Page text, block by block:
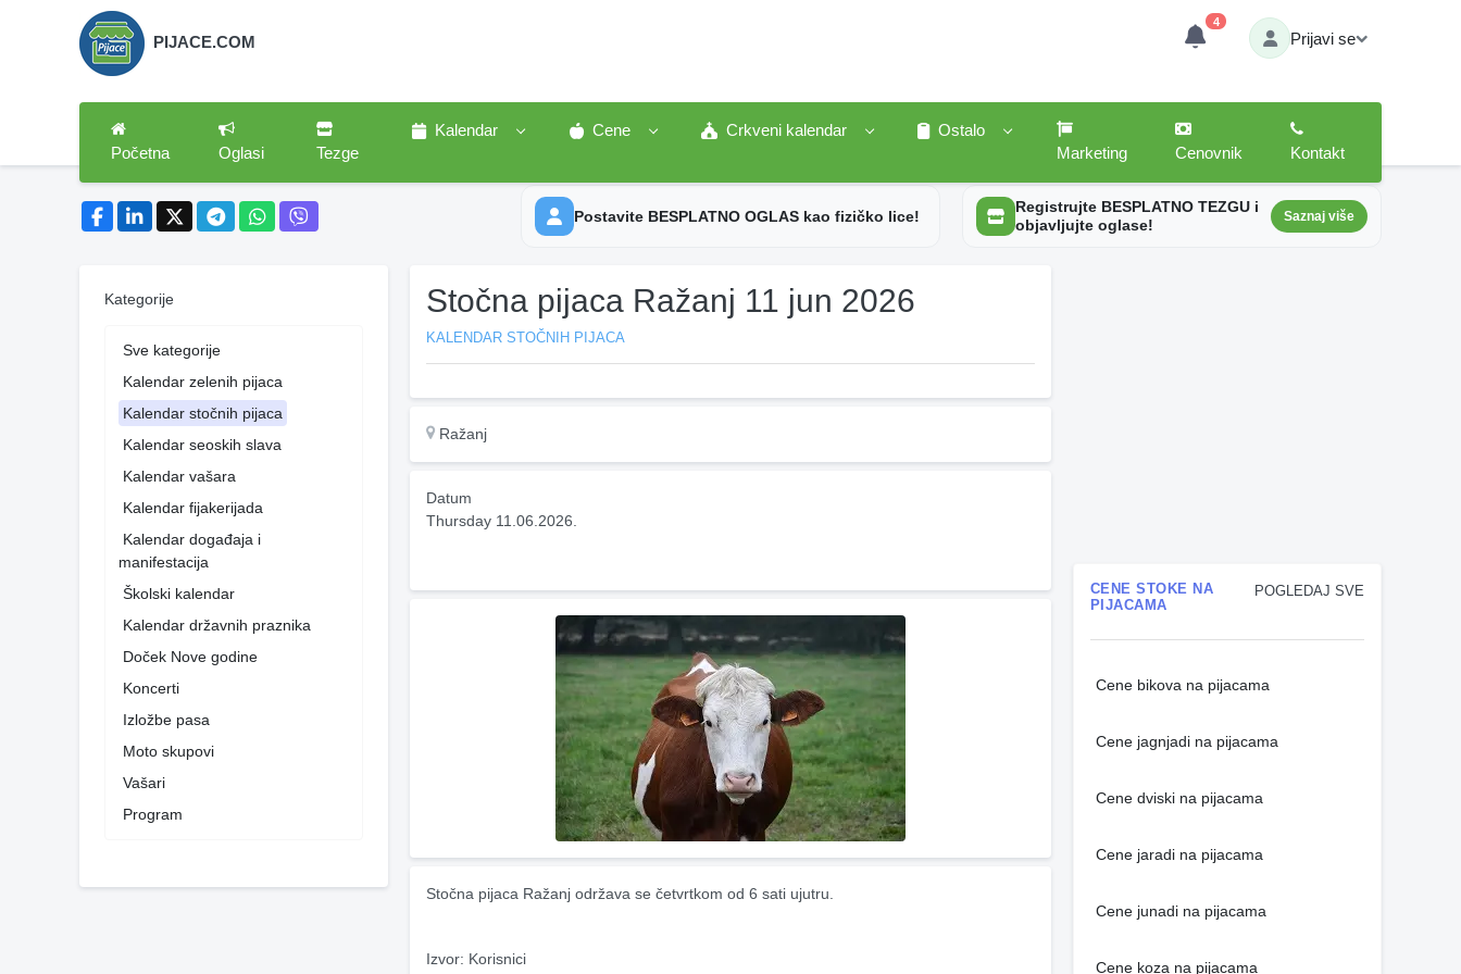
PIJACE.COM
4
Prijavi se
Početna Oglasi Tezge
Kalendar Cene Crkveni kalendar
Ostalo
Marketing
Cenovnik Kontakt
Postavite BESPLATNO OGLAS kao fizičko lice!
Registrujte BESPLATNO TEZGU i
objavljujte oglase!
Saznaj više
Kategorije
Sve kategorije
Kalendar zelenih pijaca
Kalendar stočnih pijaca
Kalendar seoskih slava
Kalendar vašara
Kalendar fijakerijada
Kalendar događaja i
manifestacija
Školski kalendar
Kalendar državnih praznika
Doček Nove godine
Koncerti
Izložbe pasa
Moto skupovi
Vašari
Program
Stočna pijaca Ražanj 11 jun 2026
KALENDAR STOČNIH PIJACA
Ražanj
Datum
Thursday 11.06.2026.
Stočna pijaca Ražanj održava se četvrtkom od 6 sati ujutru.
Izvor: Korisnici
POGLEDAJ SVE
CENE STOKE NA
PIJACAMA
Cene bikova na pijacama
Cene jagnjadi na pijacama
Cene dviski na pijacama
Cene jaradi na pijacama
Cene junadi na pijacama
Cene koza na pijacama